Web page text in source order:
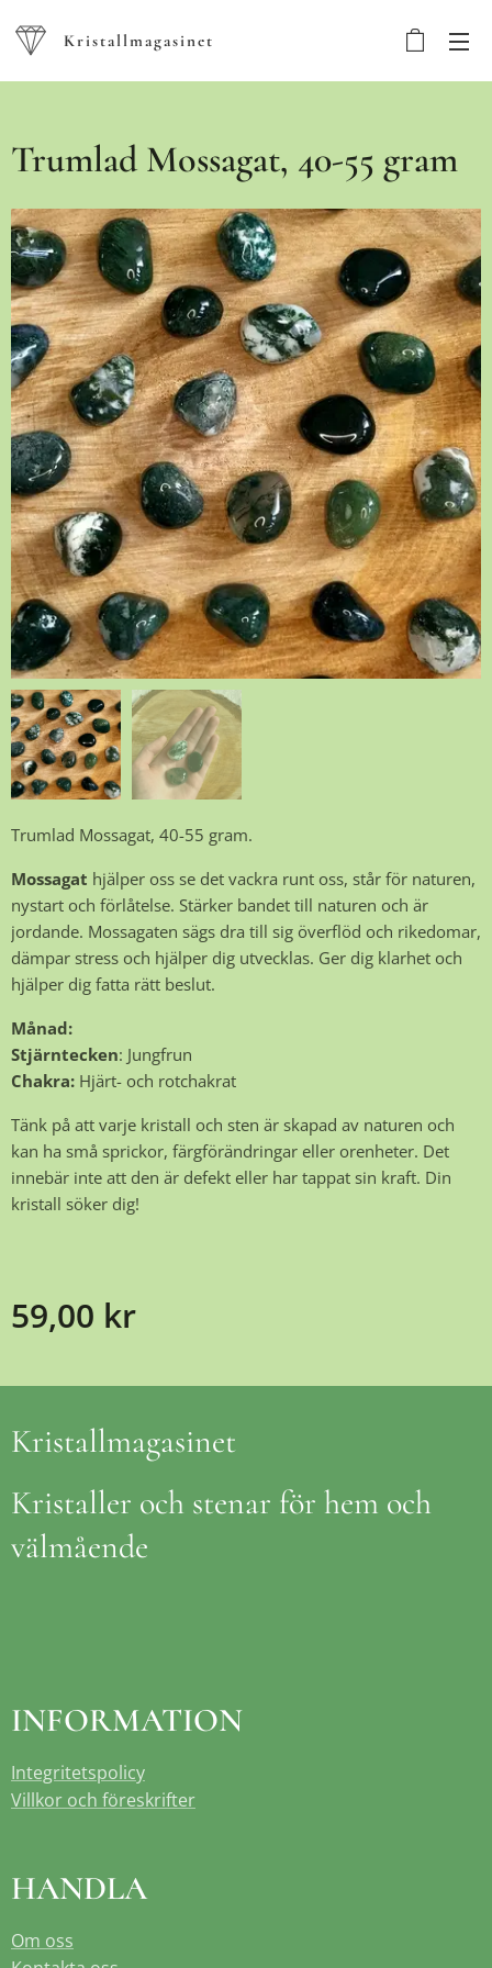
Kristallmagasinet
Trumlad Mossagat, 40-55 gram
Trumlad Mossagat, 40-55 gram.
Mossagat hjälper oss se det vackra runt oss, står för naturen,
nystart och förlåtelse. Stärker bandet till naturen och är
jordande. Mossagaten sägs dra till sig överflöd och rikedomar,
dämpar stress och hjälper dig utvecklas. Ger dig klarhet och
hjälper dig fatta rätt beslut.
Månad:
Stjärntecken: Jungfrun
Chakra: Hjärt- och rotchakrat
Tänk på att varje kristall och sten är skapad av naturen och
kan ha små sprickor, färgförändringar eller orenheter. Det
innebär inte att den är defekt eller har tappat sin kraft. Din
kristall söker dig!
59,00 kr
Kristallmagasinet
Kristaller och stenar för hem och
välmående
INFORMATION
Integritetspolicy
Villkor och föreskrifter
HANDLA
Om oss